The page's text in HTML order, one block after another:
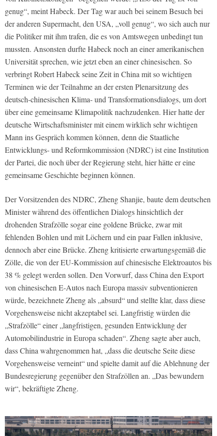
genug“, meint Habeck. Der Tag war auch bei seinem Besuch bei
der anderen Supermacht, den USA, „voll genug“, wo sich auch nur
die Politiker mit ihm trafen, die es von Amtswegen unbedingt tun
mussten. Ansonsten durfte Habeck noch an einer amerikanischen
Universität sprechen, wie jetzt eben an einer chinesischen. So
verbringt Robert Habeck seine Zeit in China mit so wichtigen
Terminen wie der Teilnahme an der ersten Plenarsitzung des
deutsch-chinesischen Klima- und Transformationsdialogs, um dort
über eine gemeinsame Klimapolitik nachzudenken. Hier hatte der
deutsche Wirtschaftsminister mit einem wirklich sehr wichtigen
Mann ins Gespräch kommen können, denn die Staatliche
Entwicklungs- und Reformkommission (NDRC) ist eine Institution
der Partei, die noch über der Regierung steht, hier hätte er eine
gemeinsame Geschichte beginnen können.
Der Vorsitzenden des NDRC, Zheng Shanjie, baute dem deutschen
Minister während des öffentlichen Dialogs hinsichtlich der
drohenden Strafzölle sogar eine goldene Brücke, zwar mit
fehlenden Bohlen und mit Löchern und ein paar Fallen inklusive,
dennoch aber eine Brücke. Zheng kritisierte erwartungsgemäß die
Zölle, die von der EU-Kommission auf chinesische Elektroautos bis
38 % gelegt werden sollen. Den Vorwurf, dass China den Export
von chinesischen E-Autos nach Europa massiv subventionieren
würde, bezeichnete Zheng als „absurd“ und stellte klar, dass diese
Vorgehensweise nicht akzeptabel sei. Langfristig würden die
„Strafzölle“ einer „langfristigen, gesunden Entwicklung der
Automobilindustrie in Europa schaden“. Zheng sagte aber auch,
dass China wahrgenommen hat, „dass die deutsche Seite diese
Vorgehensweise verneint“ und spielte damit auf die Ablehnung der
Bundesregierung gegenüber den Strafzöllen an. „Das bewundern
wir“, bekräftigte Zheng.